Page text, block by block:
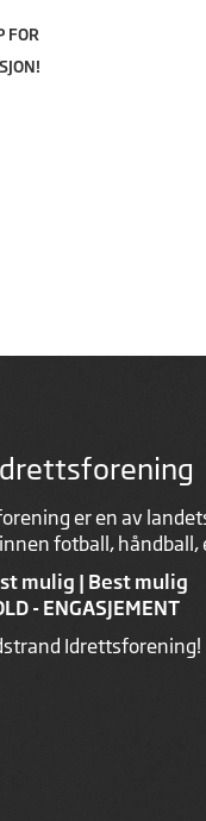
FOR
er en av
fotball,
mulig | Best mulig
- ENGASJEMENT
Idrettsforening!